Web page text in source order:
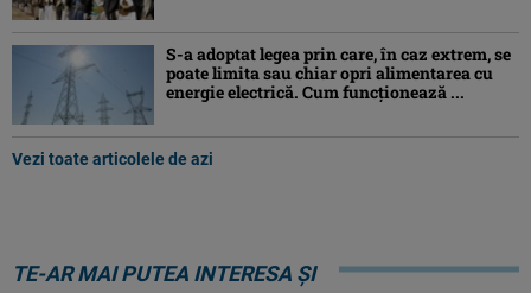
S-a adoptat legea prin care, în caz extrem, se
poate limita sau chiar opri alimentarea cu
energie electrică. Cum funcționează ...
Vezi toate articolele de azi
TE-AR MAI PUTEA INTERESA ȘI